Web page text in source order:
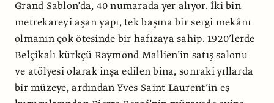
Grand Sab­lon’da, 40 numarada yer alıyor. İki bin
metrekareyi aşan yapı, tek başına bir sergi mekânı
olmanın çok ötesinde bir hafızaya sahip. 1920’lerde
Belçikalı kürk­çü Raymond Mallien’in satış salonu
ve atölyesi olarak inşa edilen bina, sonraki yıllarda
bir müzeye, ardından Yves Saint Laurent’in eş